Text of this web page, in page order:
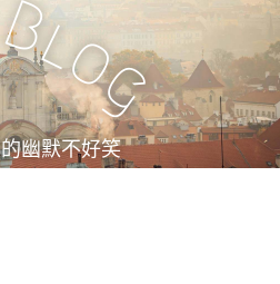
l
og
幽默不好笑